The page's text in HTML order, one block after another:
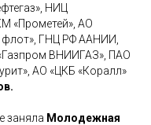
НИЦ
«Прометей», АО
флот», ГНЦ РФ ААНИИ,
ВНИИГАЗ», ПАО
АО «ЦКБ «Коралл»
заняла Молодежная